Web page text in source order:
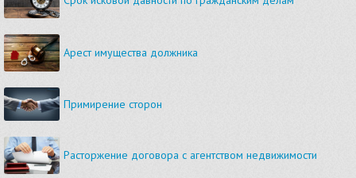
Арест имущества должника
Примирение сторон
Расторжение договора с агентством недвижимости